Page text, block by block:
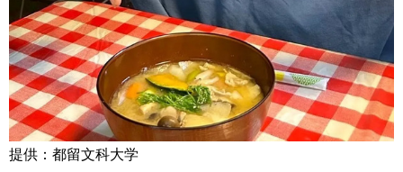
提供：都留文科大学